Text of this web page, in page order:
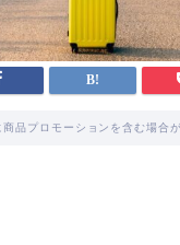
商品プロモーションを含む場合